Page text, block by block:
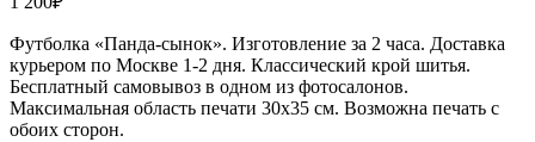
Футболка «Панда-сынок». Изготовление за 2 часа. Доставка
курьером по Москве 1-2 дня. Классический крой шитья.
Бесплатный самовывоз в одном из фотосалонов.
Максимальная область печати 30х35 см. Возможна печать с
обоих сторон.